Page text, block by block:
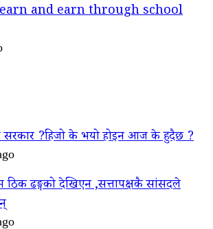
and earn through school
?हिजो के भयो होइन आज के हुदैछ ?
ठिक ढङ्गको देखिएन ,सत्तापक्षकै सांसदले